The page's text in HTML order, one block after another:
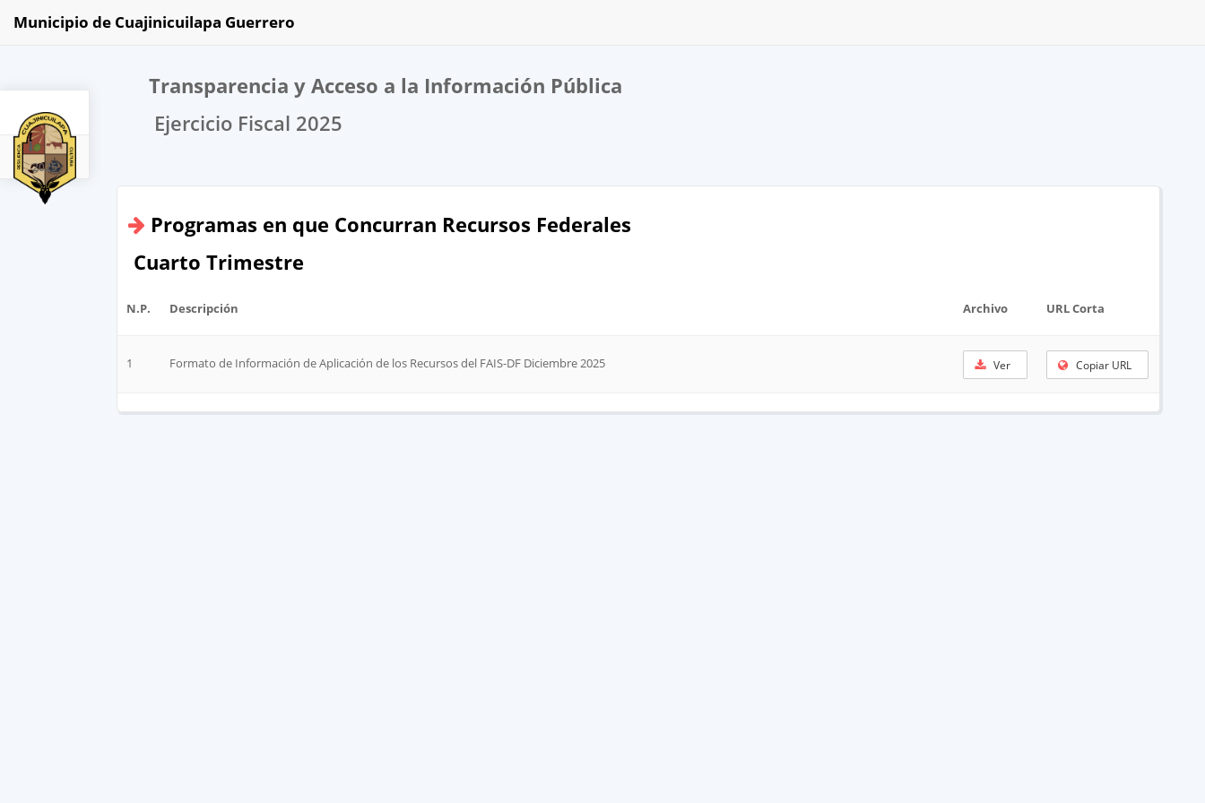
2025
Municipio de Cuajinicuilapa Guerrero
Transparencia y Acceso a la Información Pública
Ejercicio Fiscal 2025
Programas en que Concurran Recursos Federales
Cuarto Trimestre
N.P. Descripción Archivo URL Corta
1 Formato de Información de Aplicación de los Recursos del FAIS-DF Diciembre 2025 Ver Copiar URL